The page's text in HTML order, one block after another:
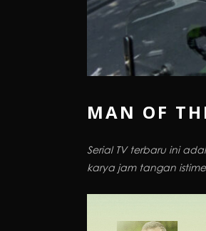
MAN OF
Serial TV terbaru ini
karya jam tangan